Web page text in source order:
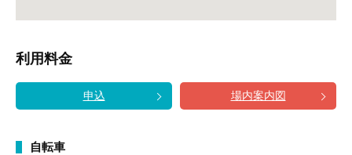
利用料金
申込 場内案内図
自転車